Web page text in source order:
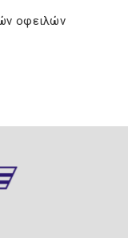
οφειλών